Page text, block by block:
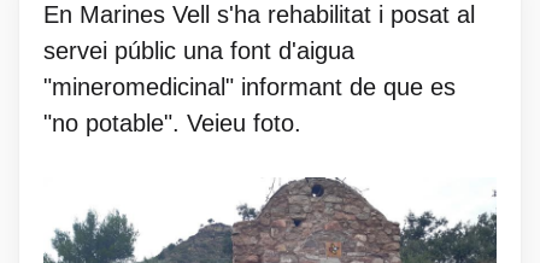
En Marines Vell s'ha rehabilitat i posat al
servei públic una font d'aigua
"mineromedicinal" informant de que es
"no potable". Veieu foto.